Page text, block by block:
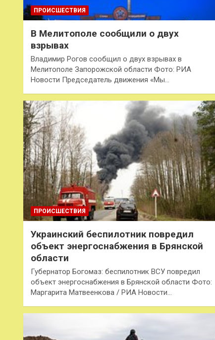
ПРОИСШЕСТВИЯ
В Мелитополе сообщили о двух
взрывах
Владимир Рогов сообщил о двух взрывах в
Мелитополе Запорожской области Фото: РИА
Новости Председатель движения «Мы…
ПРОИСШЕСТВИЯ
Украинский беспилотник повредил
объект энергоснабжения в Брянской
области
Губернатор Богомаз: беспилотник ВСУ повредил
объект энергоснабжения в Брянской области Фото:
Маргарита Матвеенкова / РИА Новости…